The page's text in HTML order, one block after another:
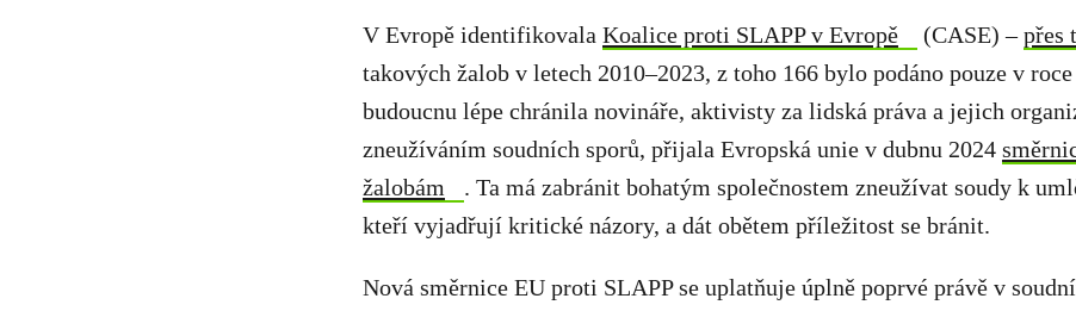
V Evropě identifikovala Koalice proti SLAPP v Evropě (CASE) –přes
takových žalob v letech 2010–2023, z toho 166 bylo podáno pouze v
budoucnu lépe chránila novináře, aktivisty za lidská práva a jejich
zneužíváním soudních sporů, přijala Evropská unie v dubnu 2024
žalobám
. Ta má zabránit bohatým společnostem zneužívat soudy k
kteří vyjadřují kritické názory, a dát obětem příležitost se bránit.
Nová směrnice EU proti SLAPP se uplatňuje úplně poprvé právě v